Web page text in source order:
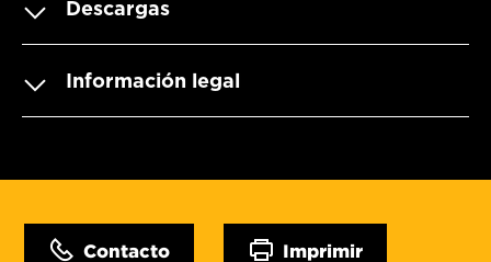
Descargas
Información legal
Contacto Imprimir